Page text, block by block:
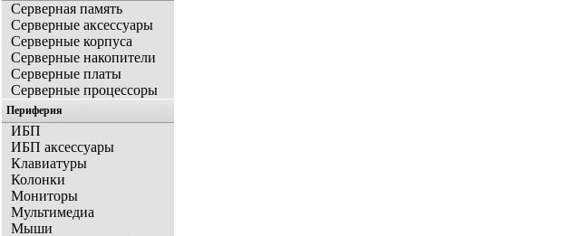
Серверная память
Серверные аксессуары
Серверные корпуса
Серверные накопители
Серверные платы
Серверные процессоры
Периферия
ИБП
ИБП аксессуары
Клавиатуры
Колонки
Мониторы
Мультимедиа
Мыши